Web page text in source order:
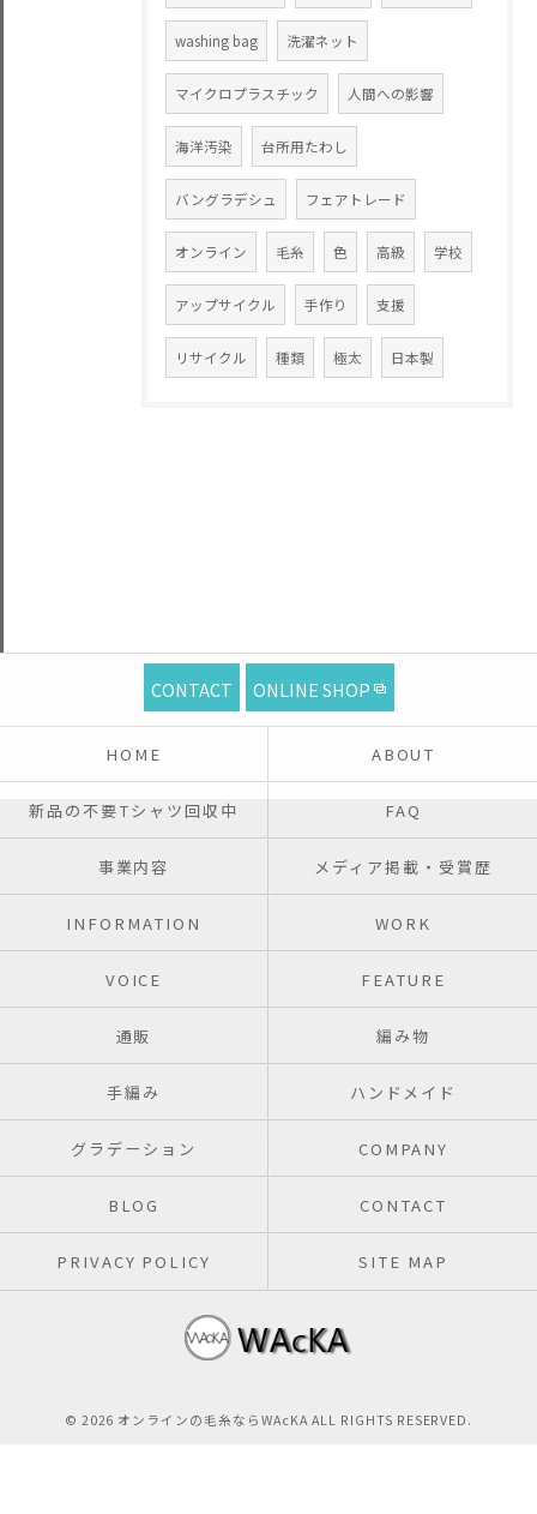
washing bag 洗濯ネット
マイクロプラスチック 人間への影響
海洋汚染 台所用たわし
バングラデシュ フェアトレード
オンライン 毛糸 色 高級 学校
アップサイクル 手作り 支援
リサイクル 種類 極太 日本製
CONTACT ONLINE SHOP
HOME ABOUT
新品の不要Tシャツ回収中 FAQ
事業内容 メディア掲載・受賞歴
INFORMATION WORK
VOICE FEATURE
通販 編み物
手編み ハンドメイド
グラデーション COMPANY
BLOG CONTACT
PRIVACY POLICY SITE MAP
© 2026 オンラインの毛糸ならWAcKA ALL RIGHTS RESERVED.